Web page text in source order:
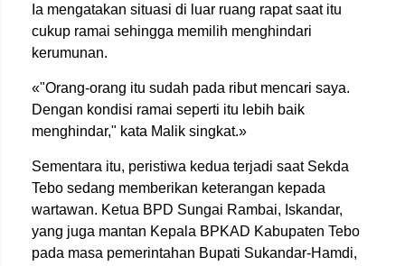
Ia mengatakan situasi di luar ruang rapat saat itu
cukup ramai sehingga memilih menghindari
kerumunan.
«"Orang-orang itu sudah pada ribut mencari saya.
Dengan kondisi ramai seperti itu lebih baik
menghindar," kata Malik singkat.»
Sementara itu, peristiwa kedua terjadi saat Sekda
Tebo sedang memberikan keterangan kepada
wartawan. Ketua BPD Sungai Rambai, Iskandar,
yang juga mantan Kepala BPKAD Kabupaten Tebo
pada masa pemerintahan Bupati Sukandar-Hamdi,